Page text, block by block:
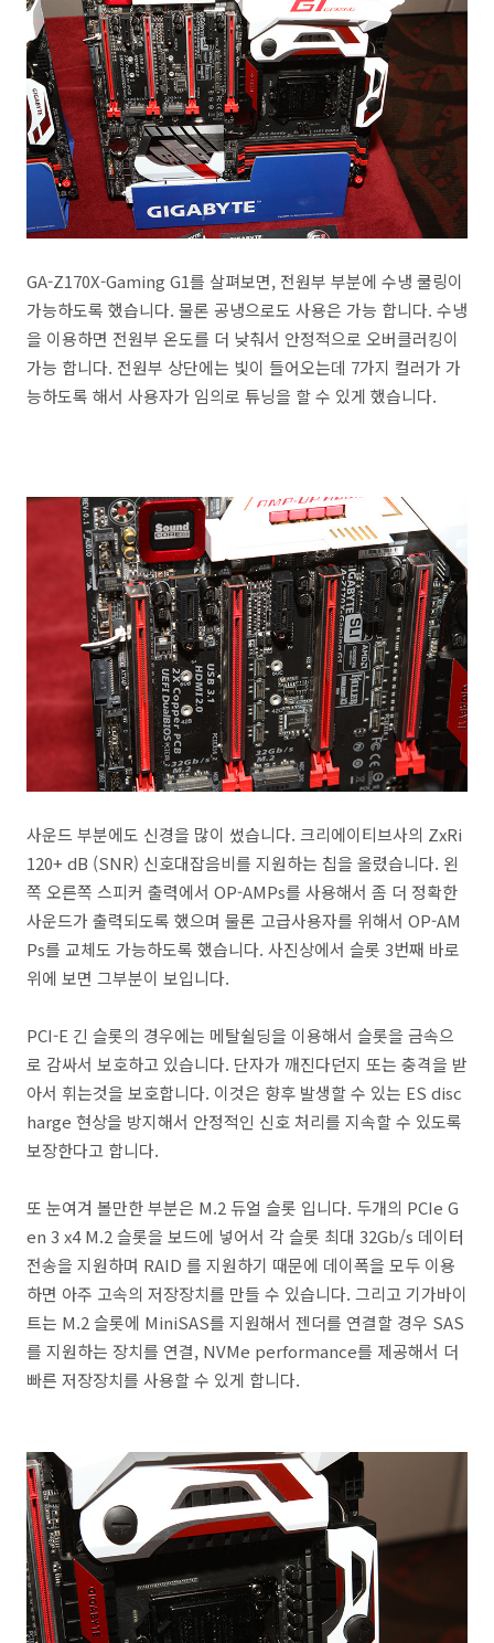
GA-Z170X-Gaming G1를 살펴보면, 전원부 부분에 수냉 쿨링이
가능하도록 했습니다. 물론 공냉으로도 사용은 가능 합니다. 수냉
을 이용하면 전원부 온도를 더 낮춰서 안정적으로 오버클러킹이
가능 합니다. 전원부 상단에는 빛이 들어오는데 7가지 컬러가 가
능하도록 해서 사용자가 임의로 튜닝을 할 수 있게 했습니다.
사운드 부분에도 신경을 많이 썼습니다. 크리에이티브사의 ZxRi
120+ dB (SNR) 신호대잡음비를 지원하는 칩을 올렸습니다. 왼
쪽 오른쪽 스피커 출력에서 OP-AMPs를 사용해서 좀 더 정확한
사운드가 출력되도록 했으며 물론 고급사용자를 위해서 OP-AM
Ps를 교체도 가능하도록 했습니다. 사진상에서 슬롯 3번째 바로
위에 보면 그부분이 보입니다.
PCI-E 긴 슬롯의 경우에는 메탈쉴딩을 이용해서 슬롯을 금속으
로 감싸서 보호하고 있습니다. 단자가 깨진다던지 또는 충격을 받
아서 휘는것을 보호합니다. 이것은 향후 발생할 수 있는 ES disc
harge 현상을 방지해서 안정적인 신호 처리를 지속할 수 있도록
보장한다고 합니다.
또 눈여겨 볼만한 부분은 M.2 듀얼 슬롯 입니다. 두개의 PCIe G
en 3 x4 M.2 슬롯을 보드에 넣어서 각 슬롯 최대 32Gb/s 데이터
전송을 지원하며 RAID 를 지원하기 때문에 데이폭을 모두 이용
하면 아주 고속의 저장장치를 만들 수 있습니다. 그리고 기가바이
트는 M.2 슬롯에 MiniSAS를 지원해서 젠더를 연결할 경우 SAS
를 지원하는 장치를 연결, NVMe performance를 제공해서 더
빠른 저장장치를 사용할 수 있게 합니다.